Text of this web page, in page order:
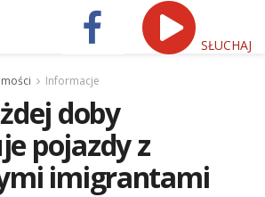
SŁUCHAJ
Informacje
doby
pojazdy z
imigrantami